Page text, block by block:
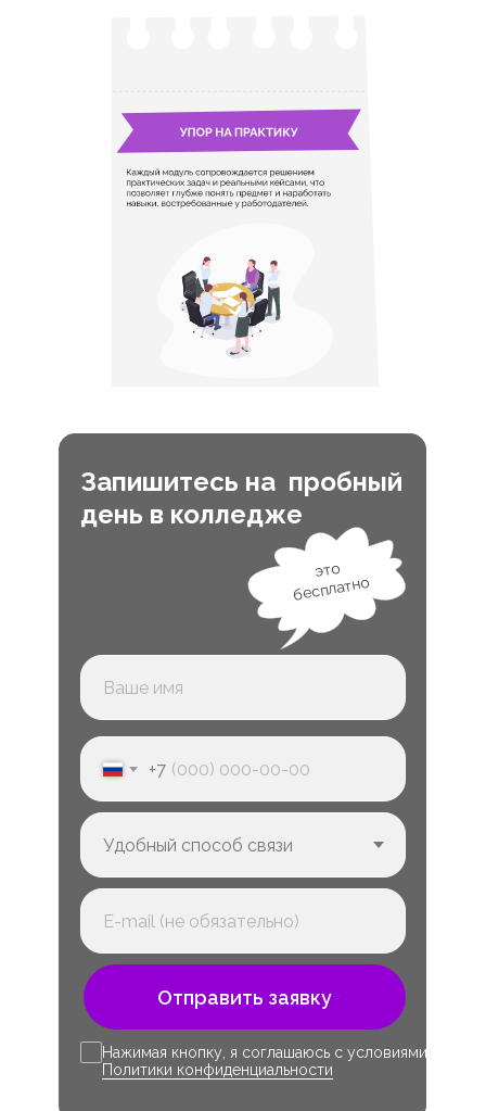
Запишитесь на пробный
день в колледже
+7
Отправить заявку
это
бесплатно
Нажимая кнопку, я соглашаюсь с условиями
Политики конфиденциальности